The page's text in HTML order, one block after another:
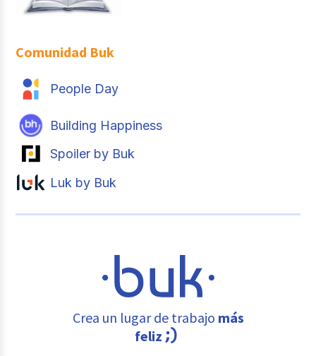
Comunidad Buk
People Day
Building Happiness
Spoiler by Buk
Luk by Buk
Crea un lugar de trabajo más
feliz